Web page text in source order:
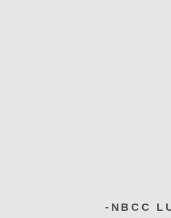
-NBCC